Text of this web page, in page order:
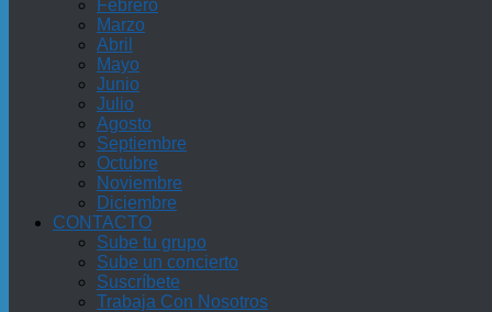
Febrero
Marzo
Abril
Mayo
Junio
Julio
Agosto
Septiembre
Octubre
Noviembre
Diciembre
CONTACTO
Sube tu grupo
Sube un concierto
Suscríbete
Trabaja Con Nosotros